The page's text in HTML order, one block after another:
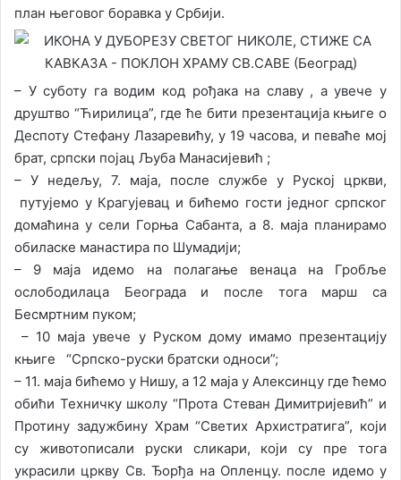
план његовог боравка у Србији.
– У суботу га водим код рођака на славу , а увече у
друштво “Ћирилица”, где ће бити презентација књиге о
Деспоту Стефану Лазаревићу, у 19 часова, и певаће мој
брат, српски појац Љуба Манасијевић ;
– У недељу, 7. маја, после службе у Руској цркви,
путујемо у Крагујевац и бићемо гости једног српског
домаћина у сели Горња Сабанта, а 8. маја планирамо
обиласке манастира по Шумадији;
– 9 маја идемо на полагање венаца на Гробље
ослободилаца Београда и после тога марш са
Бесмртним пуком;
– 10 маја увече у Руском дому имамо презентацију
књиге “Српско-руски братски односи”;
– 11. маја бићемо у Нишу, а 12 маја у Алексинцу где ћемо
обићи Техничку школу “Прота Стеван Димитријевић” и
Протину задужбину Храм “Светих Архистратига”, који
су животописали руски сликари, који су пре тога
украсили цркву Св. Ђорђа на Опленцу. после идемо у